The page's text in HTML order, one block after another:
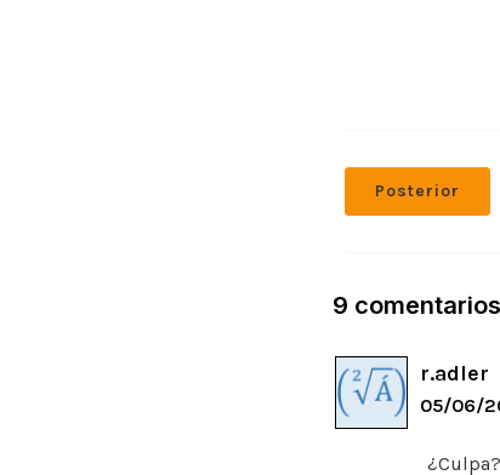
Posterior
9 comentarios
r.adler
05/06/